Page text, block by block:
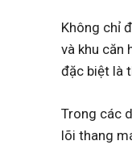
Không chỉ
và khu căn
đặc biệt là
Trong các
lõi thang